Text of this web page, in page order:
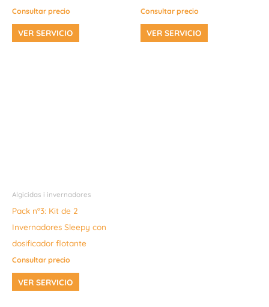
Consultar precio
VER SERVICIO
Consultar precio
VER SERVICIO
Algicidas i invernadores
Pack nº3: Kit de 2
Invernadores Sleepy con
dosificador flotante
Consultar precio
VER SERVICIO